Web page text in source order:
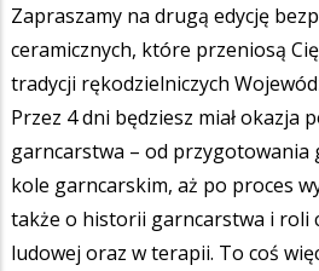
Zapraszamy na drugą edycję
ceramicznych, które przeniosą
tradycji rękodzielniczych
Przez 4 dni będziesz miał okazja
garncarstwa – od przygotowania
kole garncarskim, aż po proces
także o historii garncarstwa i roli
ludowej oraz w terapii. To coś